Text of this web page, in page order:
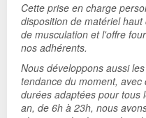
Cette prise en charge
disposition de matériel
de musculation et l'offre
nos adhérents.
Nous développons aussi
tendance du moment,
durées adaptées pour tous
an, de 6h à 23h, nous